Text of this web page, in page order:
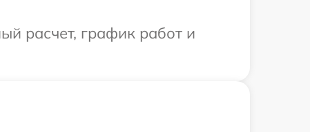
расчет, график работ и